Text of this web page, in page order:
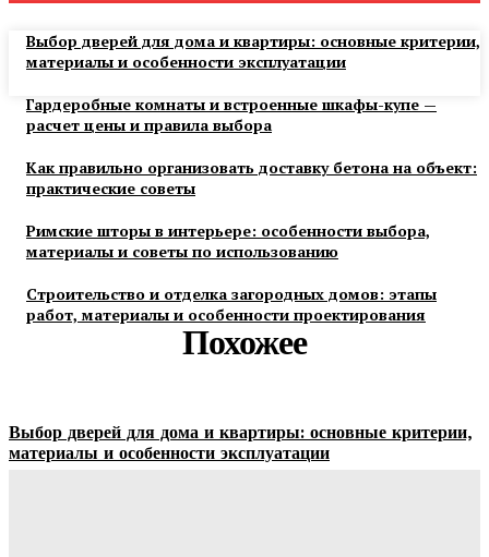
Выбор дверей для дома и квартиры: основные критерии,
материалы и особенности эксплуатации
Гардеробные комнаты и встроенные шкафы-купе —
расчет цены и правила выбора
Как правильно организовать доставку бетона на объект:
практические советы
Римские шторы в интерьере: особенности выбора,
материалы и советы по использованию
Строительство и отделка загородных домов: этапы
работ, материалы и особенности проектирования
Похожее
Выбор дверей для дома и квартиры: основные критерии,
материалы и особенности эксплуатации